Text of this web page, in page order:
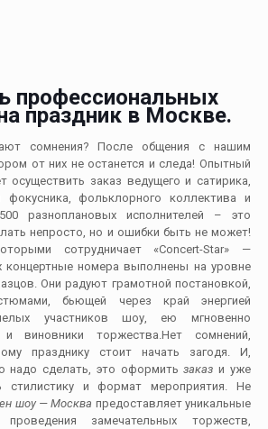
профессиональных
праздник в Москве.
сомнения? После общения с нашим
от них не останется и следа! Опытный
осуществить заказ ведущего и сатирика,
фокусника, фольклорного коллектива и
разноплановых исполнителей – это
непросто, но и ошибки быть не может!
сотрудничает «Concert-Star» —
концертные номера выполнены на уровне
Они радуют грамотной постановкой,
бьющей через край энергией
участников шоу, ею мгновенно
виновники торжества.Нет сомнений,
празднику стоит начать загодя. И,
надо сделать, это оформитьзакази уже
стилистику и формат мероприятия. Не
шоу — Москва предоставляет уникальные
замечательных торжеств,